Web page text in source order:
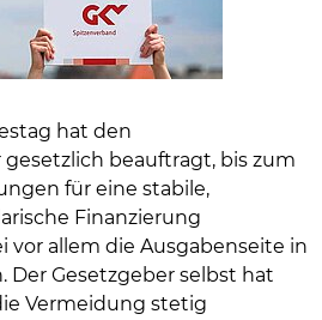
hat den
beauftragt, bis zum
für eine stabile,
Finanzierung
vor allem die Ausgabenseite in
Der Gesetzgeber selbst hat
Vermeidung stetig